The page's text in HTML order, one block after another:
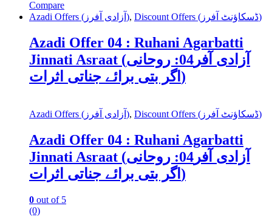
Compare
Azadi Offers (آزادی آفرز), Discount Offers (ڈسکاؤنٹ آفرز)
Azadi Offer 04 : Ruhani Agarbatti
Jinnati Asraat (آزادی آفر04: روحانی
اگر بتی برائے جناتی اثرات)
Azadi Offers (آزادی آفرز), Discount Offers (ڈسکاؤنٹ آفرز)
Azadi Offer 04 : Ruhani Agarbatti
Jinnati Asraat (آزادی آفر04: روحانی
اگر بتی برائے جناتی اثرات)
0 out of 5
(0)